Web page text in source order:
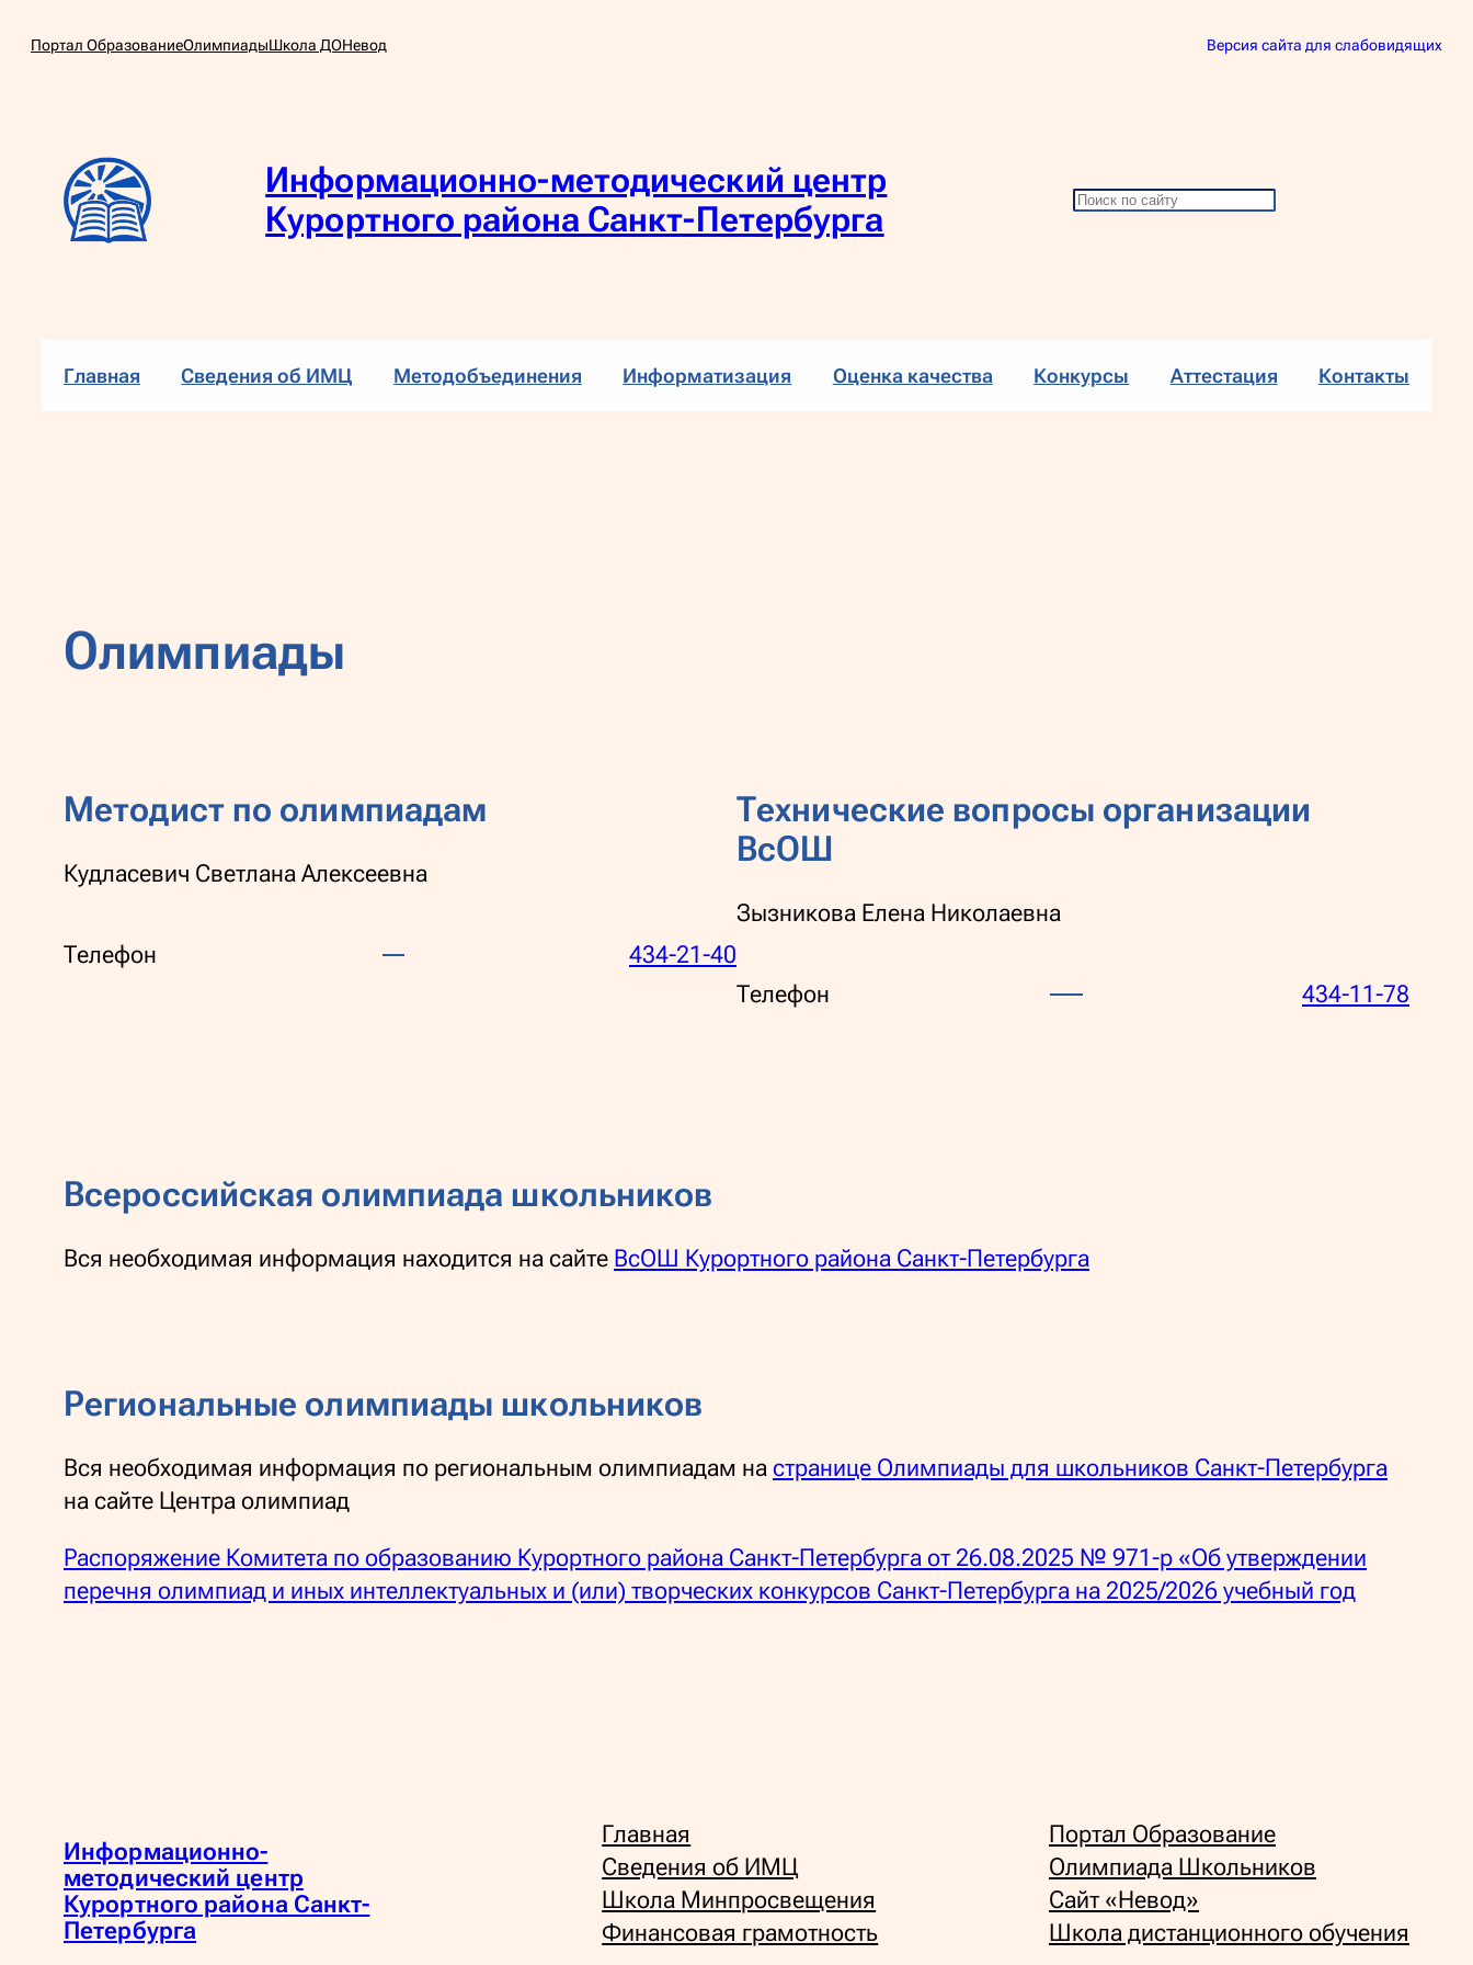
Портал ОбразованиеОлимпиадыШкола ДОНевод Версия сайта для слабовидящих
Информационно-методический центр
Курортного района Санкт-Петербурга
П
Главная Сведения об ИМЦ Методобъединения Информатизация Оценка качества Конкурсы Аттестация Контакты
Олимпиады
Методист по олимпиадам
Кудласевич Светлана Алексеевна
Телефон 434-21-40
Технические вопросы организации
ВсОШ
Зызникова Елена Николаевна
Телефон 434-11-78
Всероссийская олимпиада школьников
Вся необходимая информация находится на сайте ВсОШ Курортного района Санкт-Петербурга
Региональные олимпиады школьников
Вся необходимая информация по региональным олимпиадам на странице Олимпиады для школьников Санкт-Петербурга
на сайте Центра олимпиад
Распоряжение Комитета по образованию Курортного района Санкт-Петербурга от 26.08.2025 № 971-р «Об утверждении
перечня олимпиад и иных интеллектуальных и (или) творческих конкурсов Санкт-Петербурга на 2025/2026 учебный год
Информационно-
методический центр
Курортного района Санкт-
Петербурга
Главная
Сведения об ИМЦ
Школа Минпросвещения
Финансовая грамотность
Портал Образование
Олимпиада Школьников
Сайт «Невод»
Школа дистанционного обучения